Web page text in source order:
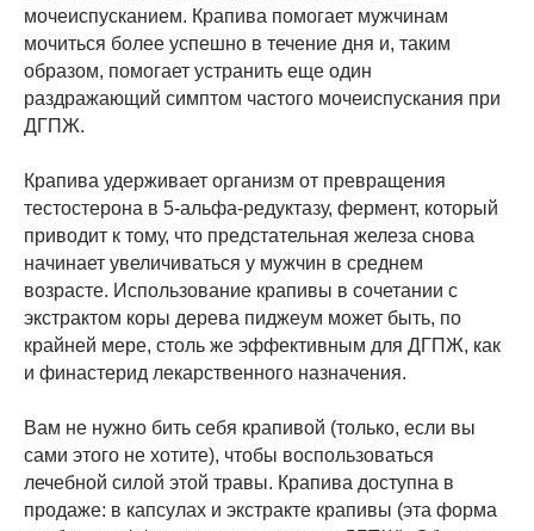
мочеиспусканием. Крапива помогает мужчинам
мочиться более успешно в течение дня и, таким
образом, помогает устранить еще один
раздражающий симптом частого мочеиспускания при
ДГПЖ.
Крапива удерживает организм от превращения
тестостерона в 5-альфа-редуктазу, фермент, который
приводит к тому, что предстательная железа снова
начинает увеличиваться у мужчин в среднем
возрасте. Использование крапивы в сочетании с
экстрактом коры дерева пиджеум может быть, по
крайней мере, столь же эффективным для ДГПЖ, как
и финастерид лекарственного назначения.
Вам не нужно бить себя крапивой (только, если вы
сами этого не хотите), чтобы воспользоваться
лечебной силой этой травы. Крапива доступна в
продаже: в капсулах и экстракте крапивы (эта форма